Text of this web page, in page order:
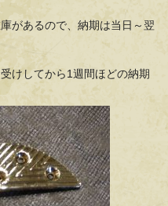
があるので、納期は当日～翌
けしてから1週間ほどの納期